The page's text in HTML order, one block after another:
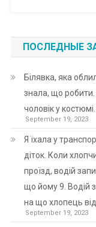
ПОСЛЕДНЫЕ
Білявка, яка
знала, що робити.
чоловік у костюмі.
September 19, 2023
Я їхала у
діток. Коли
проїзд, водій
що йому 9. Водій
на що хлопець
September 19, 2023